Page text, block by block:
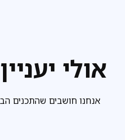
אולי
אנחנו חושבים שהתכנים